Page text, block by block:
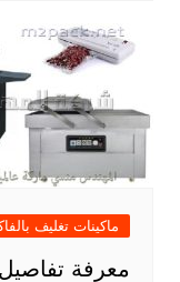
ماكينات تغليف
معرفة